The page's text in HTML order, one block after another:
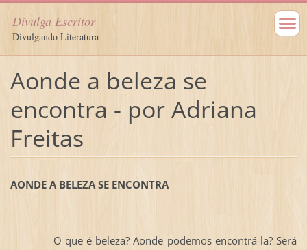
Divulga Escritor
Divulgando Literatura
Aonde a beleza se
encontra - por Adriana
Freitas
AONDE A BELEZA SE ENCONTRA
O que é beleza? Aonde podemos encontrá-la? Será